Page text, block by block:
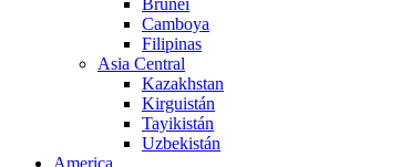
Camboya
Filipinas
Asia Central
Kazakhstan
Kirguistán
Tayikistán
Uzbekistán
America